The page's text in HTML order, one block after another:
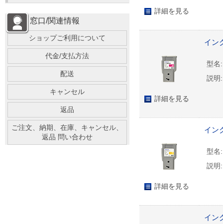
詳細を見る
詳細を見る
イン
型名:
説明:
詳細を見る
イン
型名:
説明:
イン
窓口/関連情報
ショップご利用について
代金/支払方法
配送
キャンセル
返品
ご注文、納期、在庫、キャンセル、
返品 問い合わせ